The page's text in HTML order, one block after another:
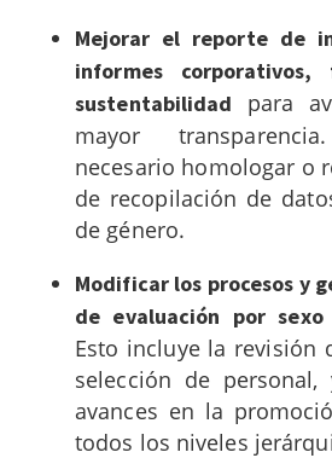
Mejorar el reporte de
informes
sustentabilidad para
mayor
necesario homologar o
de recopilación de
de género.
Modificar los procesos y
de evaluación por
Esto incluye la revisión
selección de
avances en la
todos los niveles